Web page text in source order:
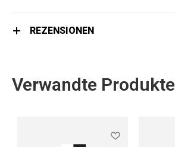
REZENSIONEN
Verwandte Produkte